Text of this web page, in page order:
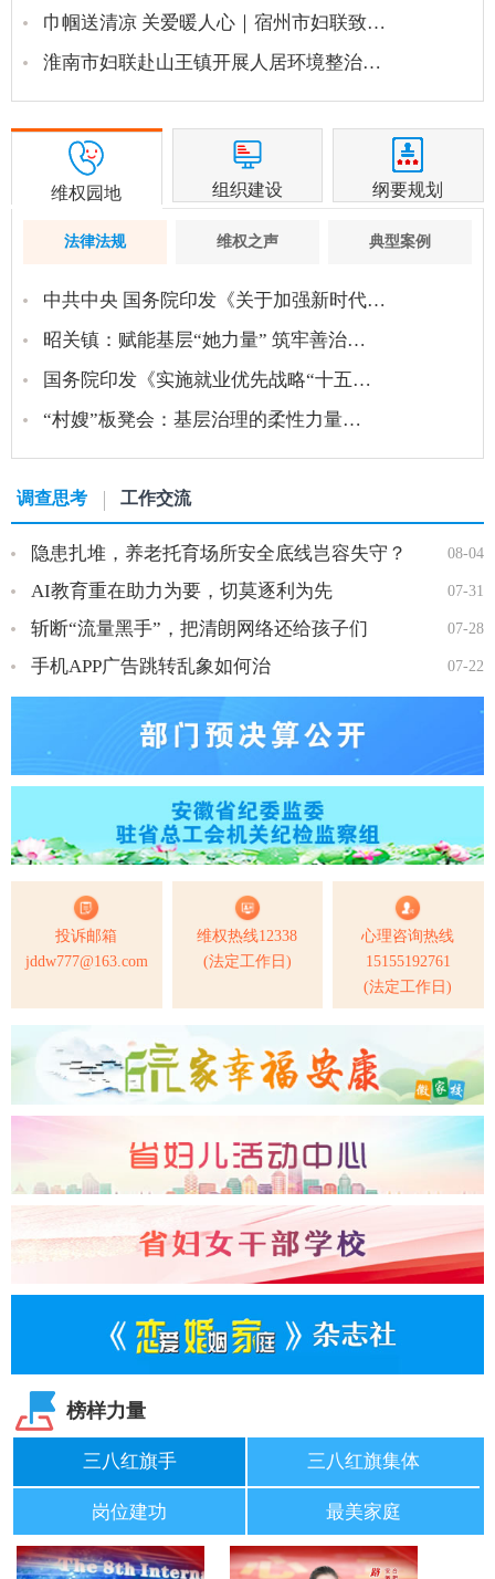
巾帼送清凉 关爱暖人心｜宿州市妇联致…
淮南市妇联赴山王镇开展人居环境整治…
维权园地 组织建设 纲要规划
法律法规 维权之声 典型案例
中共中央 国务院印发《关于加强新时代…
昭关镇：赋能基层“她力量” 筑牢善治…
国务院印发《实施就业优先战略“十五…
“村嫂”板凳会：基层治理的柔性力量…
调查思考 工作交流
08-04
隐患扎堆，养老托育场所安全底线岂容失守？
07-31
AI教育重在助力为要，切莫逐利为先
07-28
斩断“流量黑手”，把清朗网络还给孩子们
07-22
手机APP广告跳转乱象如何治
投诉邮箱
jddw777@163.com
维权热线12338
(法定工作日)
心理咨询热线
15155192761
(法定工作日)
榜样力量
三八红旗手 三八红旗集体
岗位建功 最美家庭